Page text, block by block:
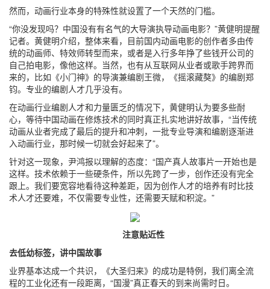
然而，动画行业本身的特殊性就设置了一个天然的门槛。
“你没发现吗？中国没有有名气的大导演执导动画电影？”黄健明提醒
记者。黄健明介绍，整体来看，目前国内动画电影的创作者多由传
统的动画师、特效师转型而来，或者是入行多年挣了些钱开公司的
自己拍电影，像他这样。当然，也有从互联网从业者或歌手跨界而
来的，比如《小门神》的导演兼编剧王微，《摇滚藏獒》的编剧郑
钧。专业的编剧人才几乎没有。
在动画行业编剧人才和力量匮乏的情况下，黄健明认为要多些耐
心，等待中国动画在修炼技术的同时真正扎实地讲好故事，“当传统
动画从业者完成了最后的提升和冲刺，一批专业导演和编剧逐渐进
入动画行业，那时候一切就会好起来了”。
针对这一现象，尹鸿报以理解的态度：“国产真人故事片一开始也是
这样。技术依赖于一些硬条件，所以先跨了一步，创作还没有完全
跟上。我们要宽容地看待这种差距，因为创作人才的培养有时比技
术人才还要难，不仅需要专业性，还需要天赋和积淀。”
注意贴近性
去低幼标签，讲中国故事
业界基本达成一个共识，《大圣归来》的成功是特例，我们离全流
程的工业化还有一段距离，“国漫”真正春天的到来尚需时日。